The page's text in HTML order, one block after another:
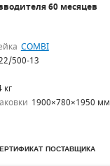
60 месяцев
COMBI
500-13
кг
1900×780×1950 мм
поставщика